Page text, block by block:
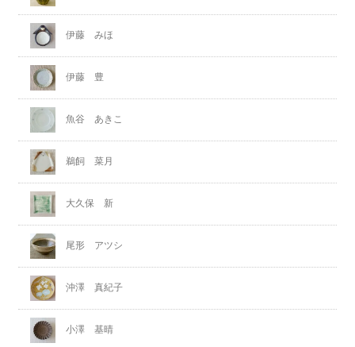
伊藤 みほ
伊藤 豊
魚谷 あきこ
鵜飼 菜月
大久保 新
尾形 アツシ
沖澤 真紀子
小澤 基晴